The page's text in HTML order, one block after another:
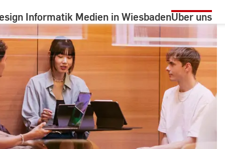
Informatik Medien in WiesbadenÜber uns